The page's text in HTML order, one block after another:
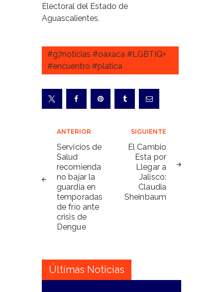
Electoral del Estado de
Aguascalientes.
#g7noticias #oaxaca #LGBTIQ+
#encuentro #platica
Navegación
de
entradas
ANTERIOR
Servicios de
Salud
recomienda
no bajar la
guardia en
temporadas
de frío ante
crisis de
Dengue
SIGUIENTE
El Cambio
Esta por
Llegar a
Jalisco:
Claudia
Sheinbaum
Últimas Noticias